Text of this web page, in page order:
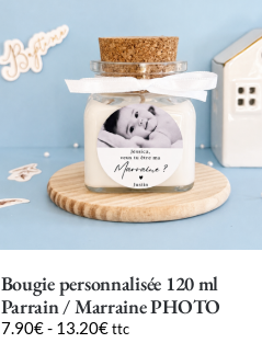
Bougie personnalisée 120 ml
Parrain / Marraine PHOTO
7.90€- 13.20€ ttc